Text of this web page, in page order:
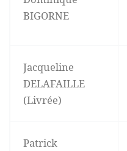
BIGORNE
Jacqueline
DELAFAILLE
(Livrée)
Patrick